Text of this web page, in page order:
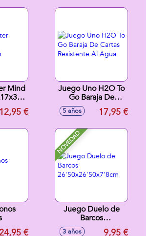
Mind
12,95 €
Juego Uno H2O To
Go Baraja De
Cartas Resistente Al
Agua
5 años 17,95 €
€
NOVEDAD
Juego Duelo de
Barcos
26'50x26'50x7'8cm
3 años 9,95 €